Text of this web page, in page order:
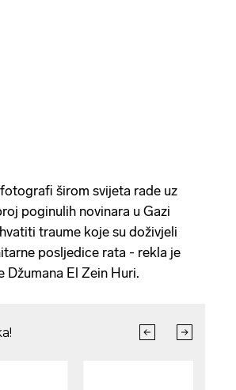
širom svijeta rade uz
poginulih novinara u Gazi
traume koje su doživjeli
posljedice rata - rekla je
El Zein Huri.